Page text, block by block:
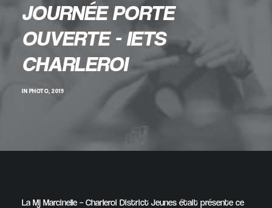
JOURNÉE PORTE
OUVERTE - IETS
CHARLEROI
IN PHOTO, 2019
La Mj Marcinelle – Charleroi District Jeunes était présente ce